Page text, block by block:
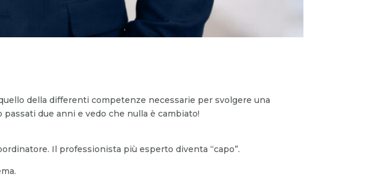
della differenti competenze necessarie per svolgere una
due anni e vedo che nulla è cambiato!
Il professionista più esperto diventa “capo”.